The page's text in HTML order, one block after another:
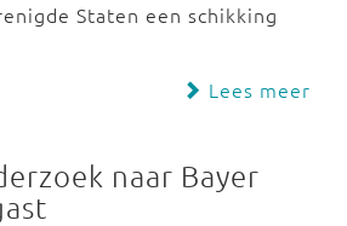
Staten een schikking
Lees meer
naar Bayer